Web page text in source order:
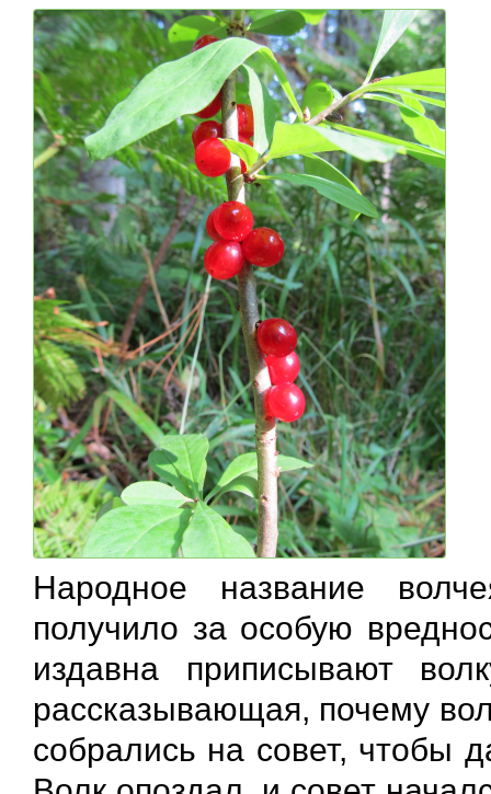
Народное название
получило за особую
издавна приписывают
рассказывающая, почему
собрались на совет, чтобы